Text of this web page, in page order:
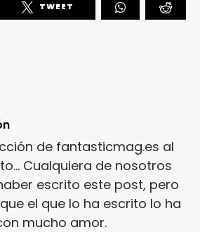
TWEET
de fantasticmag.es al
Cualquiera de nosotros
escrito este post, pero
el que lo ha escrito lo ha
mucho amor.